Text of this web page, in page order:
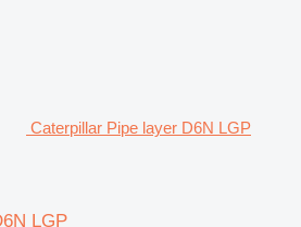
Caterpillar Pipe layer D6N LGP
LGP